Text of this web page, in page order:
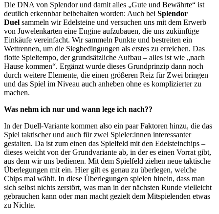
Die DNA von Splendor und damit alles „Gute und Bewährte“ ist
deutlich erkennbar beibehalten worden: Auch bei Splendor
Duel sammeln wir Edelsteine und versuchen uns mit dem Erwerb
von Juwelenkarten eine Engine aufzubauen, die uns zukünftige
Einkäufe vereinfacht. Wir sammeln Punkte und bestreiten ein
Wettrennen, um die Siegbedingungen als erstes zu erreichen. Das
flotte Spieltempo, der grundsätzliche Aufbau – alles ist wie „nach
Hause kommen“. Ergänzt wurde dieses Grundprinzip dann noch
durch weitere Elemente, die einen größeren Reiz für Zwei bringen
und das Spiel im Niveau auch anheben ohne es komplizierter zu
machen.
Was nehm ich nur und wann lege ich nach??
In der Duell-Variante kommen also ein paar Faktoren hinzu, die das
Spiel taktischer und auch für zwei Spieler:innen interessanter
gestalten. Da ist zum einen das Spielfeld mit den Edelsteinchips –
dieses weicht von der Grundvariante ab, in der es einen Vorrat gibt,
aus dem wir uns bedienen. Mit dem Spielfeld ziehen neue taktische
Überlegungen mit ein. Hier gilt es genau zu überlegen, welche
Chips mal wählt. In diese Überlegungen spielen hinein, dass man
sich selbst nichts zerstört, was man in der nächsten Runde vielleicht
gebrauchen kann oder man macht gezielt dem Mitspielenden etwas
zu Nichte.